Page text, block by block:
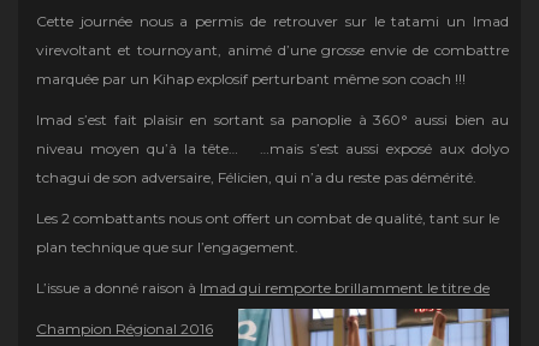
Cette journée nous a permis de retrouver sur le tatami un Imad
virevoltant et tournoyant, animé d’une grosse envie de combattre
marquée par un Kihap explosif perturbant même son coach !!!
Imad s’est fait plaisir en sortant sa panoplie à 360° aussi bien au
niveau moyen qu’à la tête… …mais s’est aussi exposé aux dolyo
tchagui de son adversaire, Félicien, qui n’a du reste pas démérité.
Les 2 combattants nous ont offert un combat de qualité, tant sur le
plan technique que sur l’engagement.
L’issue a donné raison à Imad qui remporte brillamment le titre de
Champion Régional 2016